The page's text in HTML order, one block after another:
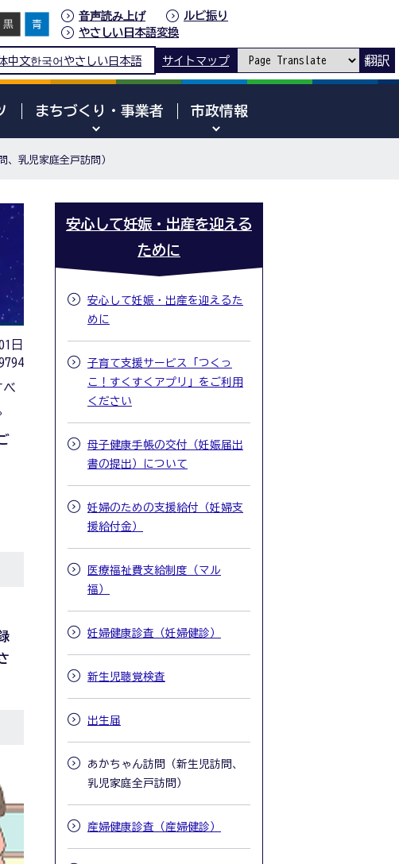
音声読み上げ
ルビ振り
やさしい日本語変換
中文한국어 やさしい日本語 サイトマップ 翻訳
まちづくり・事業者 市政情報
、乳児家庭全戸訪問）
日
べ
安心して妊娠・出産を迎える
ために
安心して妊娠・出産を迎えるた
めに
子育て支援サービス「つくっ
こ！すくすくアプリ」をご利用
ください
母子健康手帳の交付（妊娠届出
書の提出）について
妊婦のための支援給付（妊婦支
援給付金）
医療福祉費支給制度（マル
福）
妊婦健康診査（妊婦健診）
新生児聴覚検査
出生届
あかちゃん訪問（新生児訪問、
乳児家庭全戸訪問）
産婦健康診査（産婦健診）